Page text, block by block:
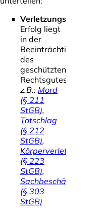
Verletzungsdelikte
Erfolg liegt
in der
Beeinträchtigung
des
geschützten
Rechtsgutes
z.B.: Mord
(§ 211
StGB),
Totschlag
(§ 212
StGB),
Körperverletzung
(§ 223
StGB),
Sachbeschädigung
(§ 303
StGB)